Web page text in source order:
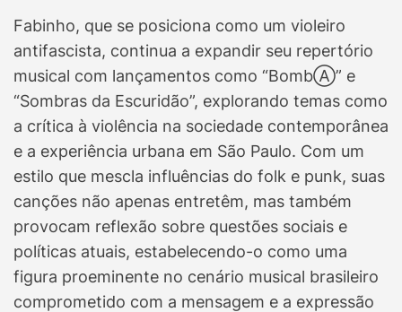
Fabinho, que se posiciona como um violeiro
antifascista, continua a expandir seu repertório
musical com lançamentos como “BombⒶ” e
“Sombras da Escuridão”, explorando temas como
a crítica à violência na sociedade contemporânea
e a experiência urbana em São Paulo. Com um
estilo que mescla influências do folk e punk, suas
canções não apenas entretêm, mas também
provocam reflexão sobre questões sociais e
políticas atuais, estabelecendo-o como uma
figura proeminente no cenário musical brasileiro
comprometido com a mensagem e a expressão